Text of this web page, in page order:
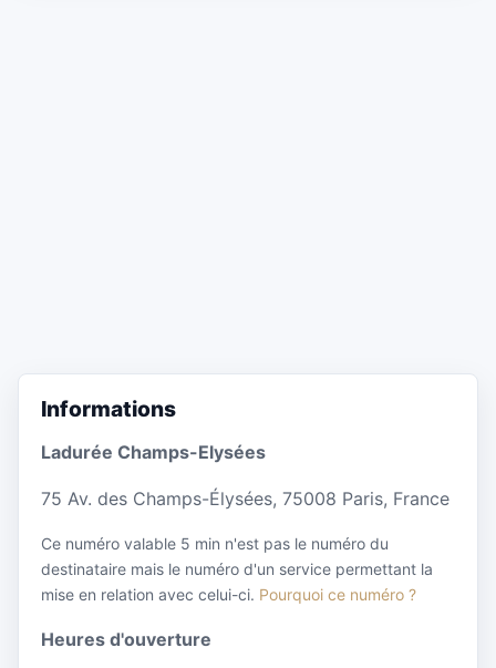
Informations
Ladurée Champs-Elysées
75 Av. des Champs-Élysées, 75008 Paris, France
Ce numéro valable 5 min n'est pas le numéro du
destinataire mais le numéro d'un service permettant la
mise en relation avec celui-ci. Pourquoi ce numéro ?
Heures d'ouverture